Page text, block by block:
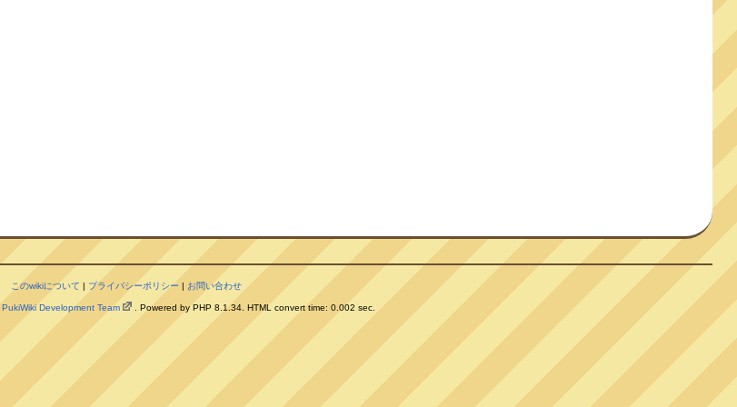
このwikiについて | プライバシーポリシー | お問い合わせ
PukiWiki Development Team . Powered by PHP 8.1.34. HTML convert time: 0.002 sec.